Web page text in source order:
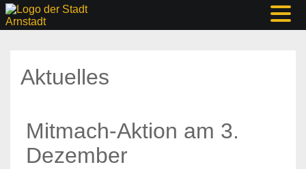
Aktuelles
Mitmach-Aktion am 3.
Dezember